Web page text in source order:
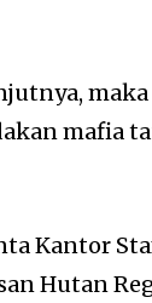
mafia
Kantor
Hutan